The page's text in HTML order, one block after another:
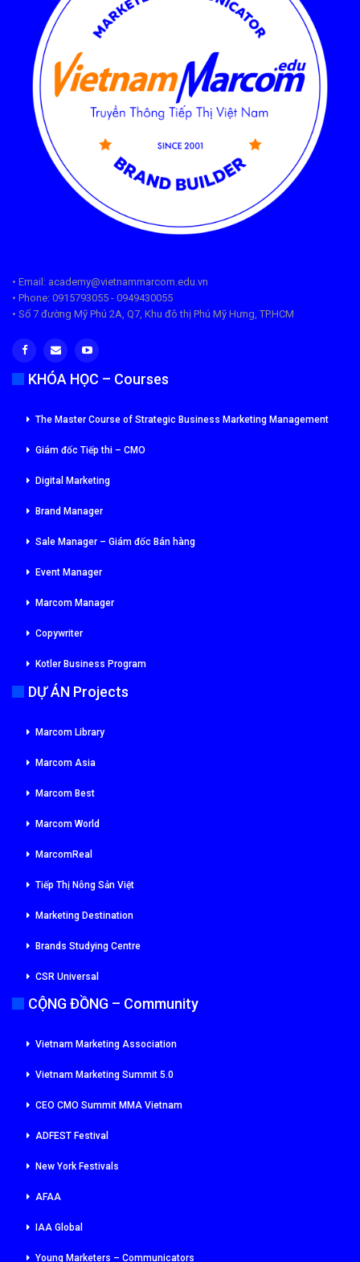
• Email: academy@vietnammarcom.edu.vn
• Phone: 0915793055 - 0949430055
• Số 7 đường Mỹ Phú 2A, Q7, Khu đô thị Phú Mỹ Hưng, TP.HCM
KHÓA HỌC – Courses
The Master Course of Strategic Business Marketing Management
Giám đốc Tiếp thi – CMO
Digital Marketing
Brand Manager
Sale Manager – Giám đốc Bán hàng
Event Manager
Marcom Manager
Copywriter
Kotler Business Program
DỰ ÁN Projects
Marcom Library
Marcom Asia
Marcom Best
Marcom World
MarcomReal
Tiếp Thị Nông Sản Việt
Marketing Destination
Brands Studying Centre
CSR Universal
CỘNG ĐỒNG – Community
Vietnam Marketing Association
Vietnam Marketing Summit 5.0
CEO CMO Summit MMA Vietnam
ADFEST Festival
New York Festivals
AFAA
IAA Global
Young Marketers – Communicators